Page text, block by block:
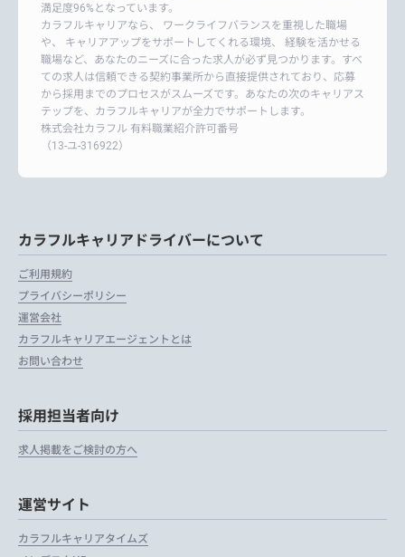
満足度96%となっています。
カラフルキャリアなら、 ワークライフバランスを重視した職場
や、 キャリアアップをサポートしてくれる環境、 経験を活かせる
職場など、あなたのニーズに合った求人が必ず見つかります。すべ
ての求人は信頼できる契約事業所から直接提供されており、応募
から採用までのプロセスがスムーズです。あなたの次のキャリアス
テップを、カラフルキャリアが全力でサポートします。
株式会社カラフル 有料職業紹介許可番号
（13-ユ-316922）
カラフルキャリアドライバーについて
ご利用規約
プライバシーポリシー
運営会社
カラフルキャリアエージェントとは
お問い合わせ
採用担当者向け
求人掲載をご検討の方へ
運営サイト
カラフルキャリアタイムズ